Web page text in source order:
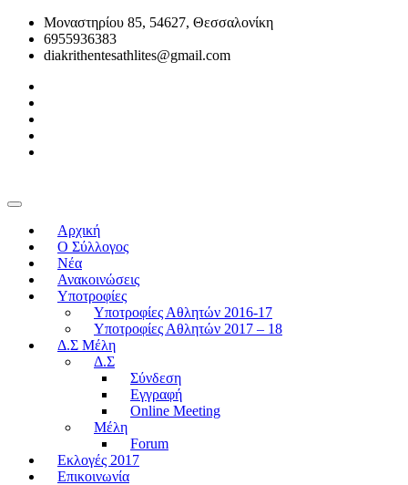
Μοναστηρίου 85, 54627, Θεσσαλονίκη
6955936383
diakrithentesathlites@gmail.com
Αρχική
O Σύλλογος
Νέα
Ανακοινώσεις
Υποτροφίες
Υποτροφίες Αθλητών 2016-17
Υποτροφίες Αθλητών 2017 – 18
Δ.Σ Μέλη
Δ.Σ
Σύνδεση
Εγγραφή
Online Meeting
Μέλη
Forum
Εκλογές 2017
Επικοινωνία